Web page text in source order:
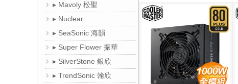
▸ Mavoly 松聖
▸ Nuclear
▸ SeaSonic 海韻
▸ Super Flower 振華
▸ SilverStone 銀欣
▸ TrendSonic 翰欣